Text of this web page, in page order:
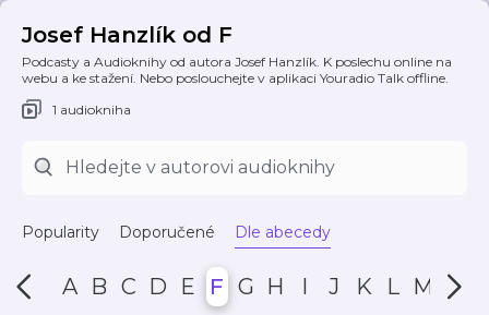
Josef Hanzlík od F
Podcasty a Audioknihy od autora Josef Hanzlík. K poslechu online na
webu a ke stažení. Nebo poslouchejte v aplikaci Youradio Talk offline.
1 audiokniha
Popularity Doporučené Dle abecedy
A B C D E F G H I J K L M N